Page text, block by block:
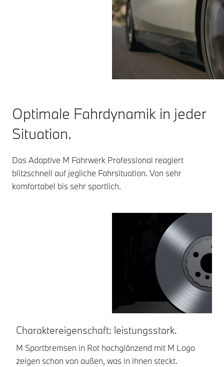
Optimale Fahrdynamik in jeder
Situation.
Das Adaptive M Fahrwerk Professional reagiert
blitzschnell auf jegliche Fahrsituation. Von sehr
komfortabel bis sehr sportlich.
Charaktereigenschaft: leistungsstark.
M Sportbremsen in Rot hochglänzend mit M Logo
zeigen schon von außen, was in ihnen steckt.